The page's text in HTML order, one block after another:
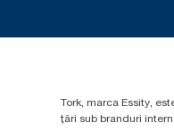
Tork, marca Essity,
țări sub branduri